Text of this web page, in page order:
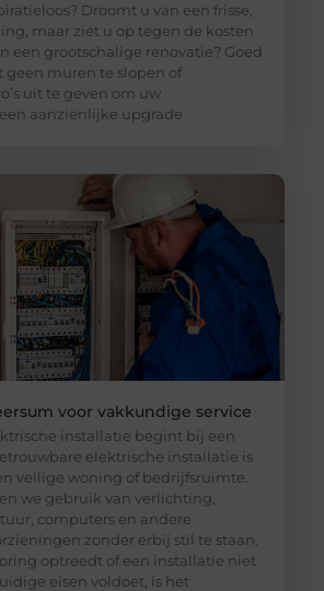
Droomt u van een frisse,
maar ziet u op tegen de kosten
een grootschalige renovatie? Goed
geen muren te slopen of
uit te geven om uw
aanzienlijke upgrade
voor vakkundige service
installatie begint bij een
elektrische installatie is
veilige woning of bedrijfsruimte.
we gebruik van verlichting,
computers en andere
zonder erbij stil te staan.
optreedt of een installatie niet
eisen voldoet, is het